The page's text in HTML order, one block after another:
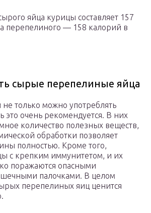
яйца курицы составляет 157
перепелиного — 158 калорий в
сырые перепелиные яйца
только можно употреблять
очень рекомендуется. В них
количество полезных веществ,
обработки позволяет
полностью. Кроме того,
с крепким иммунитетом, и их
поражаются опасными
палочками. В целом
перепелиных яиц ценится